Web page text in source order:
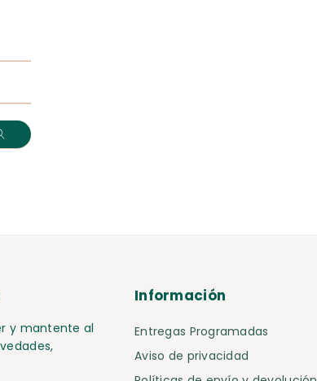
y mantente al
Información
Entregas Programadas
Aviso de privacidad